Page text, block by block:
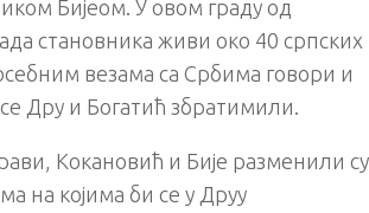
Бијеом. У овом граду од
становника живи око 40 српских
везама са Србима говори и
Дру и Богатић збратимили.
Кокановић и Бије разменили су
на којима би се у Друу